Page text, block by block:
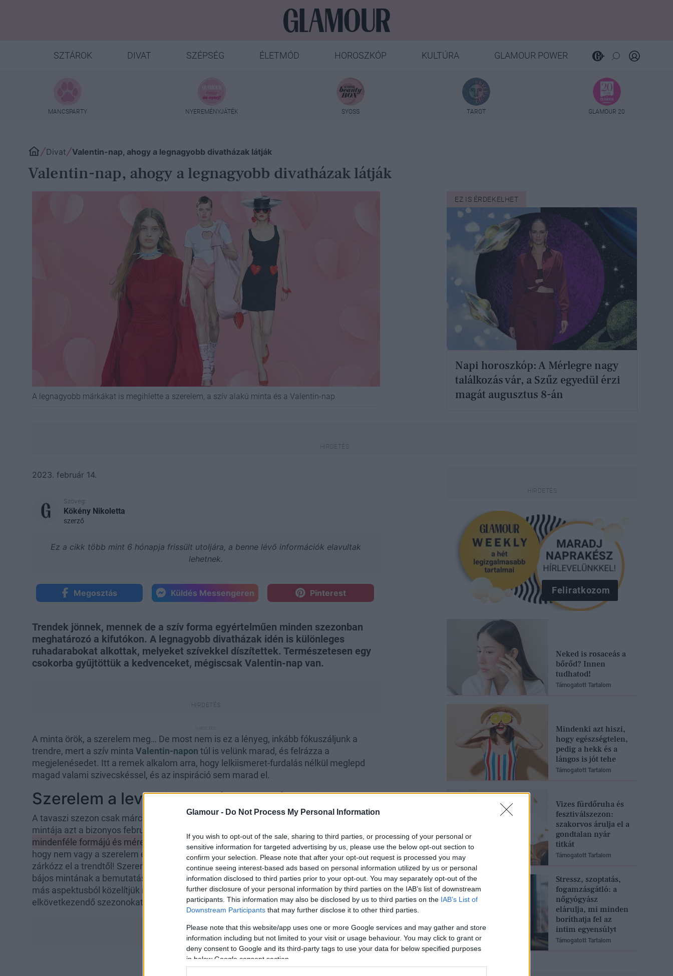
Glamour - Do Not Process My Personal Information
If you wish to opt-out of the sale, sharing to third parties, or processing of your personal or
sensitive information for targeted advertising by us, please use the below opt-out section to
confirm your selection. Please note that after your opt-out request is processed you may
continue seeing interest-based ads based on personal information utilized by us or personal
information disclosed to third parties prior to your opt-out. You may separately opt-out of the
further disclosure of your personal information by third parties on the IAB’s list of downstream
participants. This information may also be disclosed by us to third parties on the IAB’s List of
Downstream Participants that may further disclose it to other third parties.
Please note that this website/app uses one or more Google services and may gather and store
information including but not limited to your visit or usage behaviour. You may click to grant or
deny consent to Google and its third-party tags to use your data for below specified purposes
in below Google consent section.
SZTÁROK DIVAT SZÉPSÉG ÉLETMÓD HOROSZKÓP KULTÚRA GLAMOUR POWER
MANCSPARTY NYEREMÉNYJÁTÉK SYOSS TAROT GLAMOUR 20
Divat Valentin-nap, ahogy a legnagyobb divatházak látják
Valentin-nap, ahogy a legnagyobb divatházak látják
A legnagyobb márkákat is megihlette a szerelem, a szív alakú minta és a Valentin-nap
EZ IS ÉRDEKELHET
Napi horoszkóp: A Mérlegre nagy
találkozás vár, a Szűz egyedül érzi
magát augusztus 8-án
2023. február 14.
Szöveg:
Kökény Nikoletta
szerző
Ez a cikk több mint 6 hónapja frissült utoljára, a benne lévő információk elavultak
lehetnek.
Megosztás Küldés Messengeren Pinterest
Trendek jönnek, mennek de a szív forma egyértelműen minden szezonban
meghatározó a kifutókon. A legnagyobb divatházak idén is különleges
ruhadarabokat alkottak, melyeket szívekkel díszítettek. Természetesen egy
csokorba gyűjtöttük a kedvenceket, mégiscsak Valentin-nap van.
A minta örök, a szerelem meg… De most nem is ez a lényeg, inkább fókuszáljunk a
trendre, mert a szív minta Valentin-napon túl is velünk marad, és felrázza a
megjelenésedet. Itt a remek alkalom arra, hogy lelkiismeret-furdalás nélkül meglepd
magad valami szivecskéssel, és az inspiráció sem marad el.
Szerelem a levegőben - és a ruhádon is
A tavaszi szezon csak március végén indul, ám a 2023-as trendek egyik kiemelkedő
mintája azt a bizonyos február 14-ei hangulatot árasztja.
mindenféle formájú és méretű szív képében jelenik meg, olykor tetőtől talpig. Lehet,
hogy nem vagy a szerelem és a szeretet ünnepének a megszállottja, ennek ellenére ne
zárkózz el a trendtől! Szerencsére a márkák új és érdekes módokat találtak ennek a
bájos mintának a bemutatására. A
Valentin-naponminden a szívről szól, de most egy
más aspektusból közelítjük meg a dolgot. Jöjjön a minta, ami uralni fogja az
elkövetkezendő szezonokat.
Feliratkozom
Neked is rosaceás a
bőrőd? Innen
tudhatod!
Támogatott Tartalom
Mindenki azt hiszi,
hogy egészségtelen,
pedig a hekk és a
lángos is jót tehe
Támogatott Tartalom
Vizes fürdőruha és
fesztiválszezon:
szakorvos árulja el a
gondtalan nyár
titkát
Támogatott Tartalom
Stressz, szoptatás,
fogamzásgátló: a
nőgyógyász
elárulja, mi minden
boríthatja fel az
intim egyensúlyt
Támogatott Tartalom